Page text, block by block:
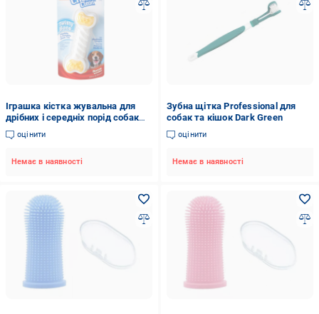
Іграшка кістка жувальна для
дрібних і середніх порід собак
Hartz Twisty Bone з ароматом
бекону (H15687)
оцінити
Немає в наявності
Зубна щітка Professional для
собак та кішок Dark Green
оцінити
Немає в наявності